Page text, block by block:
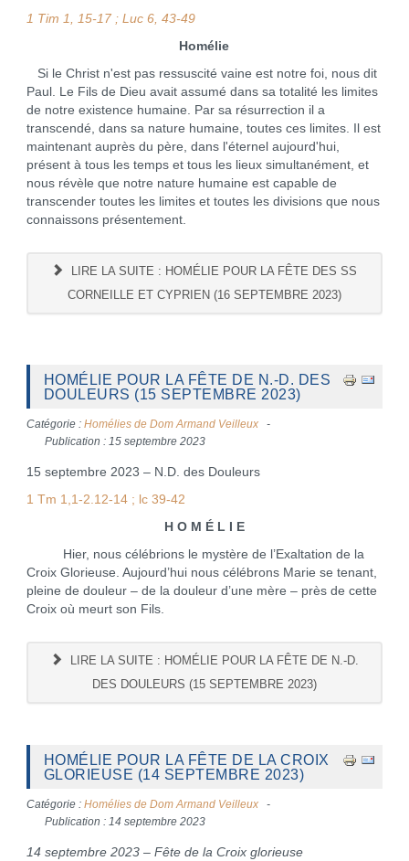
1 Tim 1, 15-17 ; Luc 6, 43-49
Homélie
Si le Christ n'est pas ressuscité vaine est notre foi, nous dit
Paul. Le Fils de Dieu avait assumé dans sa totalité les limites
de notre existence humaine. Par sa résurrection il a
transcendé, dans sa nature humaine, toutes ces limites. Il est
maintenant auprès du père, dans l'éternel aujourd'hui,
présent à tous les temps et tous les lieux simultanément, et
nous révèle que notre nature humaine est capable de
transcender toutes les limites et toutes les divisions que nous
connaissons présentement.
LIRE LA SUITE : HOMÉLIE POUR LA FÊTE DES SS
CORNEILLE ET CYPRIEN (16 SEPTEMBRE 2023)
HOMÉLIE POUR LA FÊTE DE N.-D. DES
DOULEURS (15 SEPTEMBRE 2023)
Catégorie : Homélies de Dom Armand Veilleux
Publication : 15 septembre 2023
15 septembre 2023 – N.D. des Douleurs
1 Tm 1,1-2.12-14 ; lc 39-42
H O M É L I E
Hier, nous célébrions le mystère de l’Exaltation de la
Croix Glorieuse. Aujourd’hui nous célébrons Marie se tenant,
pleine de douleur – de la douleur d’une mère – près de cette
Croix où meurt son Fils.
LIRE LA SUITE : HOMÉLIE POUR LA FÊTE DE N.-D.
DES DOULEURS (15 SEPTEMBRE 2023)
HOMÉLIE POUR LA FÊTE DE LA CROIX
GLORIEUSE (14 SEPTEMBRE 2023)
Catégorie : Homélies de Dom Armand Veilleux
Publication : 14 septembre 2023
14 septembre 2023 – Fête de la Croix glorieuse